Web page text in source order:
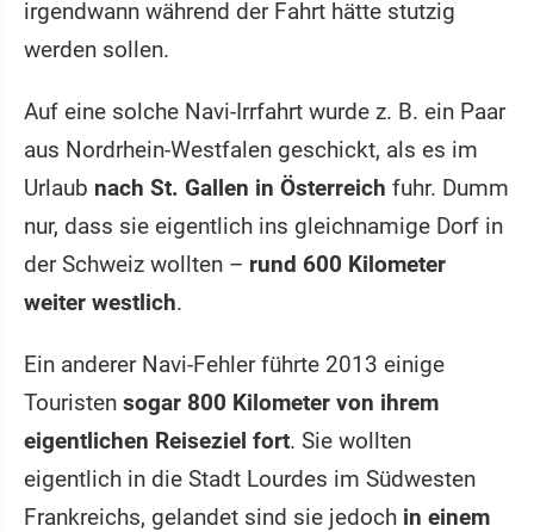
irgendwann während der Fahrt hätte stutzig
werden sollen.
Auf eine solche Navi-Irrfahrt wurde z. B. ein Paar
aus Nordrhein-Westfalen geschickt, als es im
Urlaub nach St. Gallen in Österreich fuhr. Dumm
nur, dass sie eigentlich ins gleichnamige Dorf in
der Schweiz wollten – rund 600 Kilometer
weiter westlich.
Ein anderer Navi-Fehler führte 2013 einige
Touristen sogar 800 Kilometer von ihrem
eigentlichen Reiseziel fort. Sie wollten
eigentlich in die Stadt Lourdes im Südwesten
Frankreichs, gelandet sind sie jedoch in einem